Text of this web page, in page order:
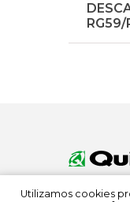
Utilizamos cookies